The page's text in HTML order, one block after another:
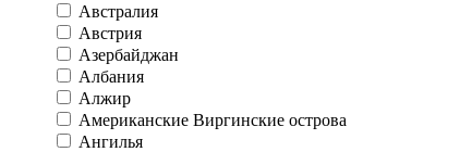
Австралия
Австрия
Азербайджан
Албания
Алжир
Американские Виргинские острова
Ангилья